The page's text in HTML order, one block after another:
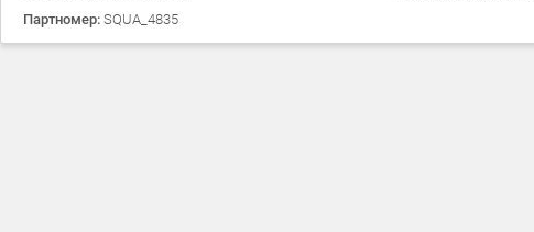
Партномер: SQUA_4835